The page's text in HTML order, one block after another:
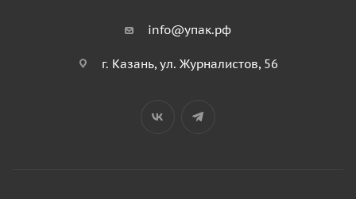
info@упак.рф
г. Казань, ул. Журналистов, 56